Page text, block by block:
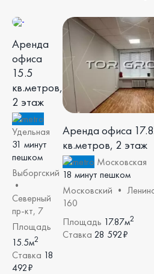
Аренда
офиса
15.5
кв.метров,
2 этаж
Удельная
31 минут
пешком
Выборгский
•
Северный
пр-кт, 7
Площадь
15.5м2
Ставка 18
492₽
Аренда офиса
кв.метров, 2 этаж
Московская
18 минут пешком
Московский •
160
Площадь 17.87м2
Ставка 28 592₽